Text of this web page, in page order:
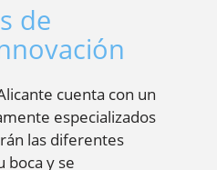
de
cuenta con un
especializados
las diferentes
boca y se